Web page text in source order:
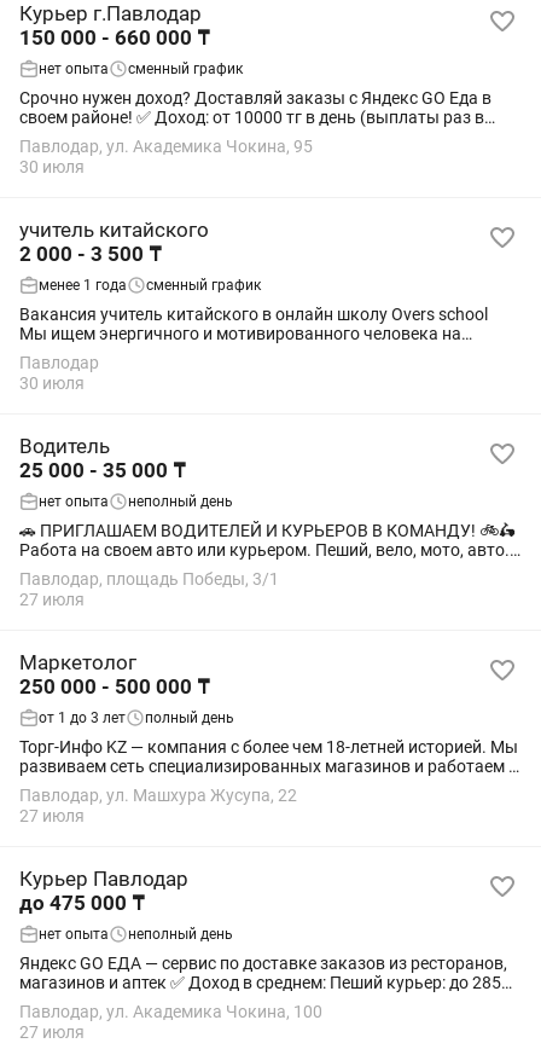
Курьер г.Павлодар
150 000 - 660 000 ₸
нет опыта сменный график
Срочно нужен доход? Доставляй заказы с Яндекс GO Еда в
своем районе! ✅ Доход: от 10000 тг в день (выплаты раз в
неделю). ✅ Расписание: Свободное. Выходи на слот когда
удобно, хоть на целый день,...
Павлодар, ул. Академика Чокина, 95
30 июля
учитель китайского
2 000 - 3 500 ₸
менее 1 года сменный график
Вакансия учитель китайского в онлайн школу Overs school
Мы ищем энергичного и мотивированного человека на
позицию учителя для работы в онлайн школе Обязанности: -
Проведение уроков через Zoom и...
Павлодар
30 июля
Водитель
25 000 - 35 000 ₸
нет опыта неполный день
🚗 ПРИГЛАШАЕМ ВОДИТЕЛЕЙ И КУРЬЕРОВ В КОМАНДУ! 🚲🛵
Работа на своем авто или курьером. Пеший, вело, мото, авто.
ПОЧЕМУ НАС ВЫБИРАЮТ 9 ИЗ 10 ВОДИТЕЛЕЙ: 💰 ФИНАНСЫ -
0% комиссии 1 неделю + потом...
Павлодар, площадь Победы, 3/1
27 июля
Маркетолог
250 000 - 500 000 ₸
от 1 до 3 лет полный день
Торг-Инфо KZ — компания с более чем 18-летней историей. Мы
развиваем сеть специализированных магазинов и работаем с
ведущими мировыми брендами: Kärcher, GRASS, MA-FRA,
LICOTA, GARWIN, RUNTEC, Eikosha...
Павлодар, ул. Машхура Жусупа, 22
27 июля
Курьер Павлодар
до 475 000 ₸
нет опыта неполный день
Яндекс GO ЕДА — сервис по доставке заказов из ресторанов,
магазинов и аптек ✅ Доход в среднем: Пеший курьер: до 285
000 тг/мес; На велосипеде: до 330 000 тг/мес; На мотоцикле: до
345 000 тг/мес; На...
Павлодар, ул. Академика Чокина, 100
27 июля